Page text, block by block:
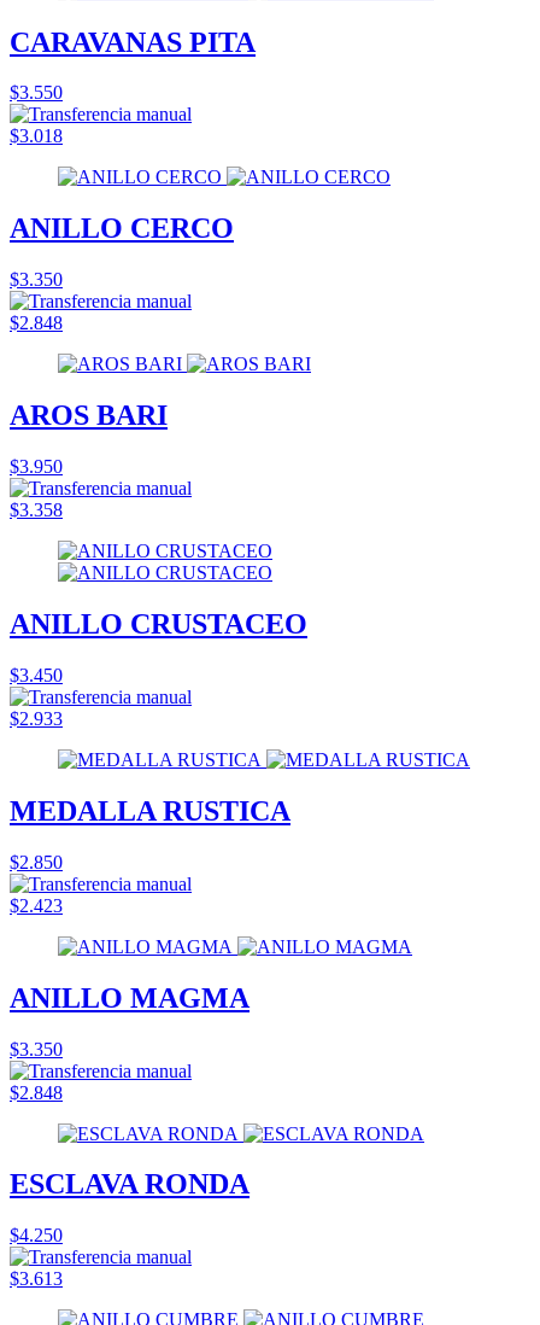
CARAVANAS PITA
$3.550
$3.018
ANILLO CERCO
$3.350
$2.848
AROS BARI
$3.950
$3.358
ANILLO CRUSTACEO
$3.450
$2.933
MEDALLA RUSTICA
$2.850
$2.423
ANILLO MAGMA
$3.350
$2.848
ESCLAVA RONDA
$4.250
$3.613